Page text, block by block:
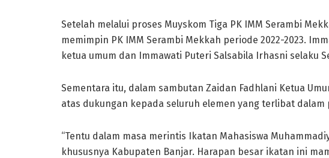
Setelah melalui proses Muyskom Tiga PK IMM Serambi
memimpin PK IMM Serambi Mekkah periode 2022-2023.
ketua umum dan Immawati Puteri Salsabila Irhasni selaku
Sementara itu, dalam sambutan Zaidan Fadhlani Ketua
atas dukungan kepada seluruh elemen yang terlibat dalam
“Tentu dalam masa merintis Ikatan Mahasiswa
khususnya Kabupaten Banjar. Harapan besar ikatan ini